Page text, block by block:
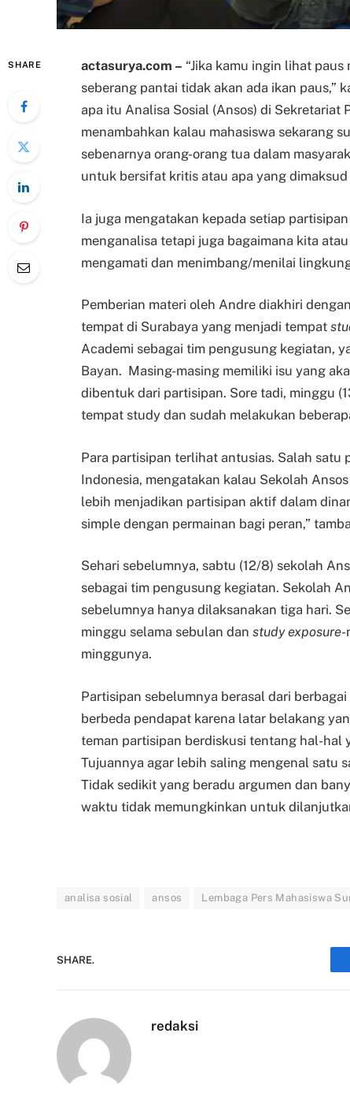
SHARE actasurya.com – “Jika kamu ingin lihat
seberang pantai tidak akan ada ikan paus,”
apa itu Analisa Sosial (Ansos) di Sekretariat
menambahkan kalau mahasiswa sekarang
sebenarnya orang-orang tua dalam
untuk bersifat kritis atau apa yang
Ia juga mengatakan kepada setiap
menganalisa tetapi juga bagaimana kita
mengamati dan menimbang/menilai
Pemberian materi oleh Andre diakhiri
tempat di Surabaya yang menjadi tempat
Academi sebagai tim pengusung kegiatan,
Bayan. Masing-masing memiliki isu yang
dibentuk dari partisipan. Sore tadi, minggu
tempat study dan sudah melakukan
Para partisipan terlihat antusias. Salah satu
Indonesia, mengatakan kalau Sekolah
lebih menjadikan partisipan aktif dalam
simple dengan permainan bagi peran,”
Sehari sebelumnya, sabtu (12/8) sekolah
sebagai tim pengusung kegiatan. Sekolah
sebelumnya hanya dilaksanakan tiga hari.
minggu selama sebulan dan study exposure-
minggunya.
Partisipan sebelumnya berasal dari
berbeda pendapat karena latar belakang
teman partisipan berdiskusi tentang hal-hal
Tujuannya agar lebih saling mengenal satu
Tidak sedikit yang beradu argumen dan
waktu tidak memungkinkan untuk
analisa sosial ansos Lembaga Pers Mahasiswa
SHARE.
redaksi